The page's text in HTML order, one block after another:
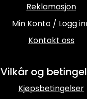
Reklamasjon
Min Konto / Logg
Kontakt oss
Vilkår og
Kjøpsbetingelser